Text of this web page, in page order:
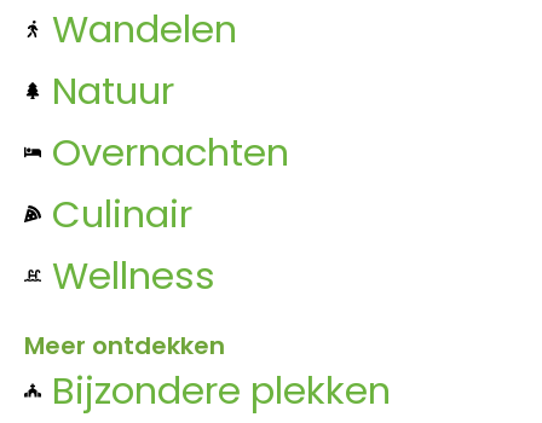
Wandelen
Natuur
Overnachten
Culinair
Wellness
Meer ontdekken
Bijzondere plekken